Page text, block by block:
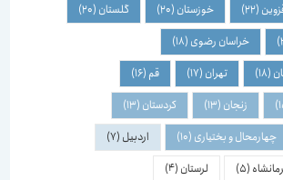
(22) خوزستان(20) گلستان(20)
خراسان رضوی(18)
تهران(17)
(16)
زنجان(13) کردستان(13)
چهارمحال و بختیاری(10) اردبیل(7)
(5) لرستان(4)